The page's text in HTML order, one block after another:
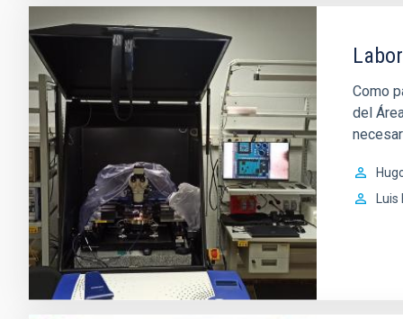
Como
del